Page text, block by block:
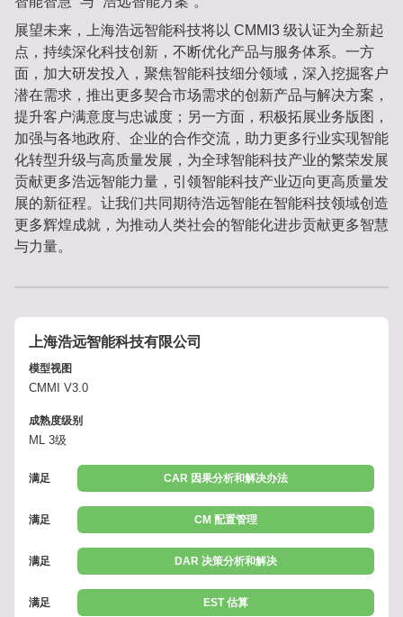
展望未来，上海浩远智能科技将以 CMMI3 级认证为全新起
点，持续深化科技创新，不断优化产品与服务体系。一方
面，加大研发投入，聚焦智能科技细分领域，深入挖掘客户
潜在需求，推出更多契合市场需求的创新产品与解决方案，
提升客户满意度与忠诚度；另一方面，积极拓展业务版图，
加强与各地政府、企业的合作交流，助力更多行业实现智能
化转型升级与高质量发展，为全球智能科技产业的繁荣发展
贡献更多浩远智能力量，引领智能科技产业迈向更高质量发
展的新征程。让我们共同期待浩远智能在智能科技领域创造
更多辉煌成就，为推动人类社会的智能化进步贡献更多智慧
与力量。
上海浩远智能科技有限公司
模型视图
CMMI V3.0
成熟度级别
ML 3级
满足 CAR 因果分析和解决办法
满足 CM 配置管理
满足 DAR 决策分析和解决
满足 EST 估算